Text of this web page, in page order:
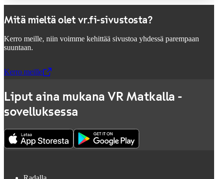
Mitä mieltä olet vr.fi-sivustosta?
Kerro meille, niin voimme kehittää sivustoa yhdessä parempaan
suuntaan.
Kerro meille
,Avataan uudessa välilehdessä
Liput aina mukana VR Matkalla -
sovelluksessa